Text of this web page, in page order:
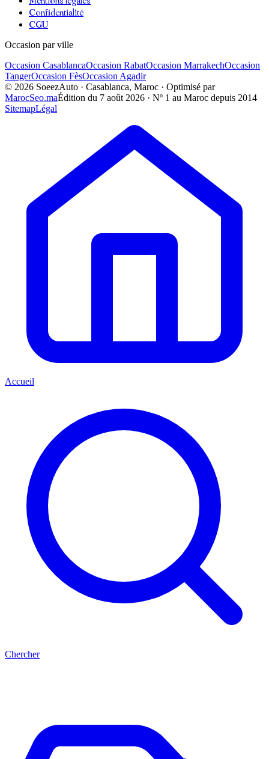
Confidentialité
CGU
Occasion par ville
Occasion CasablancaOccasion RabatOccasion MarrakechOccasion
TangerOccasion FèsOccasion Agadir
© 2026 SoeezAuto · Casablanca, Maroc · Optimisé par
MarocSeo.maÉdition du 7 août 2026 · Nº 1 au Maroc depuis 2014
SitemapLégal
Accueil
Chercher